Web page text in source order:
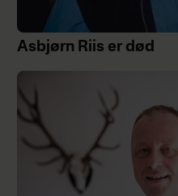
Asbjørn Riis er død